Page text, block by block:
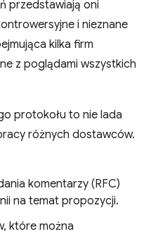
przedstawiają oni
i nieznane
kilka firm
z poglądami wszystkich
protokołu to nie lada
różnych dostawców.
komentarzy (RFC)
na temat propozycji.
które można